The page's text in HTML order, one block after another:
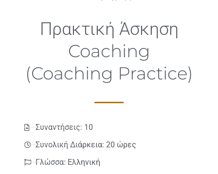
Πρακτική Άσκηση
Coaching
(Coaching Practice)
Συναντήσεις: 10
Συνολική Διάρκεια: 20 ώρες
Γλώσσα: Ελληνική